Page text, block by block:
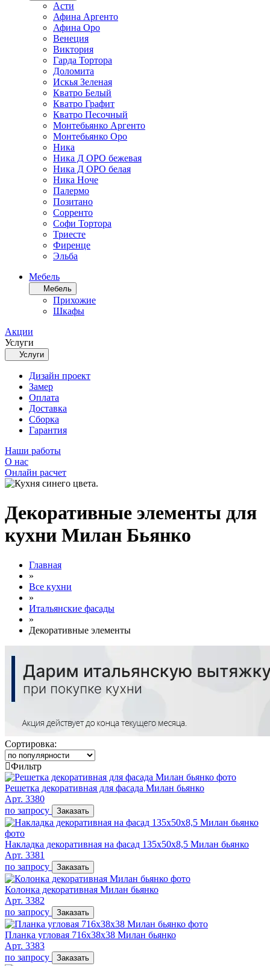
Асти
Афина Аргенто
Афина Оро
Венеция
Виктория
Гарда Тортора
Доломита
Искья Зеленая
Кватро Белый
Кватро Графит
Кватро Песочный
Монтебьянко Аргенто
Монтебьянко Оро
Ника
Ника Д ОРО бежевая
Ника Д ОРО белая
Ника Ноче
Палермо
Позитано
Сорренто
Софи Тортора
Триесте
Фиренце
Эльба
Мебель
Мебель
Прихожие
Шкафы
Акции
Услуги
Услуги
Дизайн проект
Замер
Оплата
Доставка
Сборка
Гарантия
Наши работы
О нас
Онлайн расчет
Декоративные элементы для
кухни Милан Бьянко
Главная
»
Все кухни
»
Итальянские фасады
»
Декоративные элементы
Сортировка:
Фильтр
Решетка декоративная для фасада Милан бьянко
Арт. 3380
по запросу
Заказать
Накладка декоративная на фасад 135х50х8,5 Милан бьянко
Арт. 3381
по запросу
Заказать
Колонка декоративная Милан бьянко
Арт. 3382
по запросу
Заказать
Планка угловая 716х38х38 Милан бьянко
Арт. 3383
по запросу
Заказать